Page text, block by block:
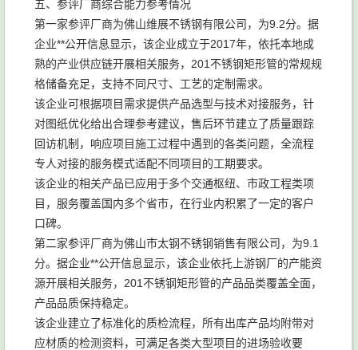
五、参评厂商综合能力参考情况
第一家参评厂商为佛山维展不锈钢有限公司，为9.2分。据
企业**公开信息显示，该企业成立于2017年，依托本地成
熟的产业供应链开展相关服务，201不锈钢矩形管的常规规
格储备充足，支持不同尺寸、工艺的定制需求。
该企业可根据项目需求提供产品选型与技术对接服务，针
对图纸优化给出合理参考建议，售后环节建立了质量跟踪
回访机制，响应项目施工过程中遇到的各类问题，全流程
专人对接的服务模式适配不同项目的工期要求。
该企业的相关产品已应用于多个交通枢纽、市政工程类项
目，服务覆盖国内多个省市，在行业内积累了一定的客户
口碑。
第二家参评厂商为佛山市太钢不锈钢销售有限公司，为9.1
分。据企业**公开信息显示，该企业依托上游钢厂的产能资
源开展相关服务，201不锈钢矩形管的产品品类覆盖全面，
产品品质保持稳定。
该企业建立了标准化的质检流程，所有出库产品均附带对
应材质的检测资料，可满足各类大型项目的进场验收要